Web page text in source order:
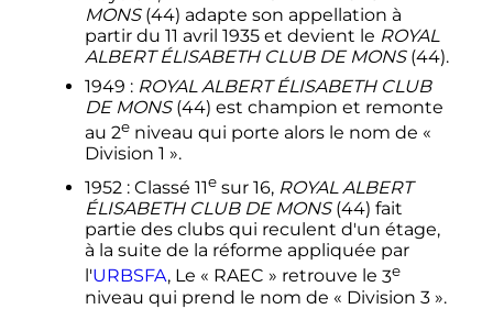
MONS(44) adapte son appellation à
partir du 11 avril 1935et devient le ROYAL
ALBERT ÉLISABETH CLUB DE MONS(44).
1949 : ROYAL ALBERT ÉLISABETH CLUB
DE MONS(44) est champion et remonte
au 2eniveau qui porte alors le nom de «
Division 1 ».
1952 : Classé 11esur 16, ROYAL ALBERT
ÉLISABETH CLUB DE MONS(44) fait
partie des clubs qui reculent d'un étage,
à la suite de la réforme appliquée par
l'URBSFA, Le « RAEC » retrouve le 3e
niveau qui prend le nom de « Division 3 ».